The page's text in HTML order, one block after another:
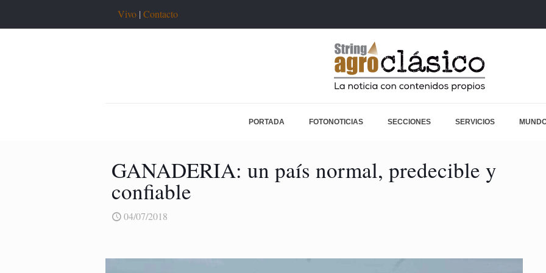
Vivo | Contacto
PORTADA FOTONOTICIAS SECCIONES SERVICIOS
GANADERIA: un país normal, predecible y
confiable
04/07/2018